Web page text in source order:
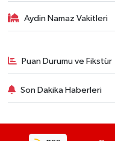
Aydin Namaz Vakitleri
Puan Durumu ve Fikstür
Son Dakika Haberleri